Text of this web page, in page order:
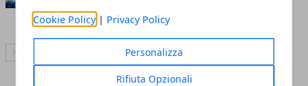
Cookie Policy | Privacy Policy
Personalizza
Rifiuta Opzionali
Redazione
Articolo Successivo